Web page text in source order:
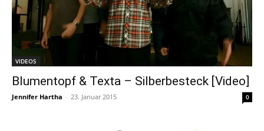
VIDEOS
Blumentopf & Texta – Silberbesteck [Video]
Jennifer Hartha - 23. Januar 2015 0